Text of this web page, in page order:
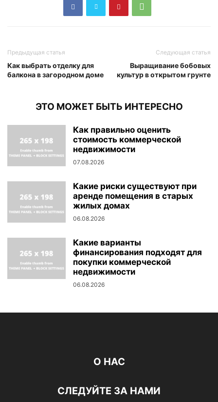
Предыдущая статья
Как выбрать отделку для
балкона в загородном доме
Следующая статья
Выращивание бобовых
культур в открытом грунте
ЭТО МОЖЕТ БЫТЬ ИНТЕРЕСНО
Как правильно оценить
стоимость коммерческой
недвижимости
07.08.2026
Какие риски существуют при
аренде помещения в старых
жилых домах
06.08.2026
Какие варианты
финансирования подходят для
покупки коммерческой
недвижимости
06.08.2026
О НАС
СЛЕДУЙТЕ ЗА НАМИ